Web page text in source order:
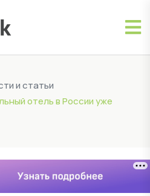
и статьи
отель в России уже